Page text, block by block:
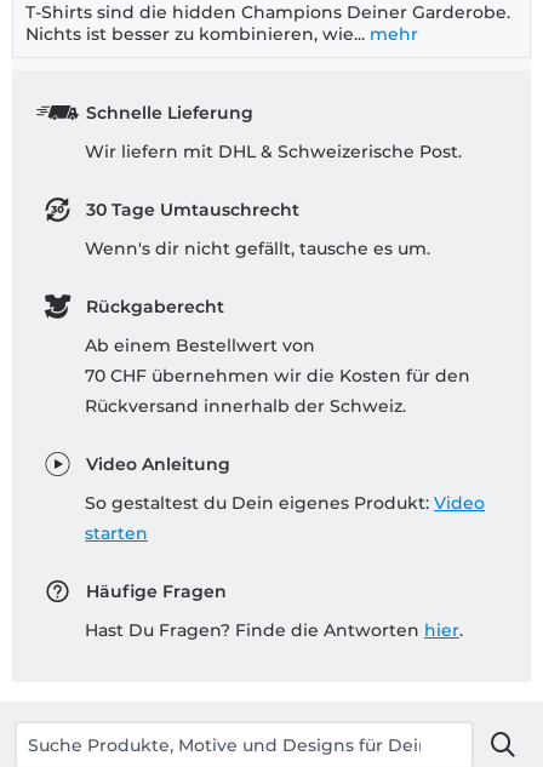
T-Shirts sind die hidden Champions Deiner Garderobe.
Nichts ist besser zu kombinieren, wie... mehr
Schnelle Lieferung
Wir liefern mit DHL & Schweizerische Post.
30 Tage Umtauschrecht
Wenn's dir nicht gefällt, tausche es um.
Rückgaberecht
Ab einem Bestellwert von
70 CHF übernehmen wir die Kosten für den
Rückversand innerhalb der Schweiz.
Video Anleitung
So gestaltest du Dein eigenes Produkt: Video
starten
Häufige Fragen
Hast Du Fragen? Finde die Antworten hier.